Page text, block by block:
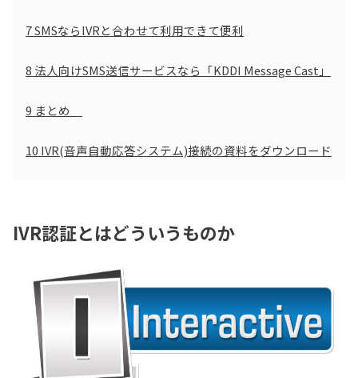
7SMSならIVRと合わせて利用できて便利
8 法人向けSMS送信サービスなら「KDDI Message Cast」
9 まとめ
10 IVR(音声自動応答システム)接続の資料をダウンロード
IVR認証とはどういうものか